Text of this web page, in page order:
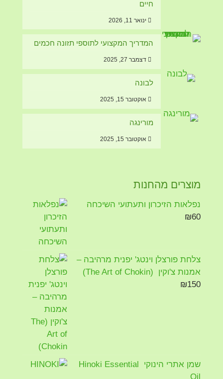
חיים
ינואר 11, 2026
המדריך המקצועי לתוספי תזונה חכמים
דצמבר 27, 2025
לבונה
אוקטובר 15, 2025
מורינגה
אוקטובר 15, 2025
מוצרים מהחנות
נפלאות הזיכרון ותעתועי השיכחה
₪60
צלחת פורצלן וינטג' יפנית מרהיבה –
אמנות צ'וקין (The Art of Chokin)
₪150
שמן אתרי הינוקי Hinoki Essential
Oil